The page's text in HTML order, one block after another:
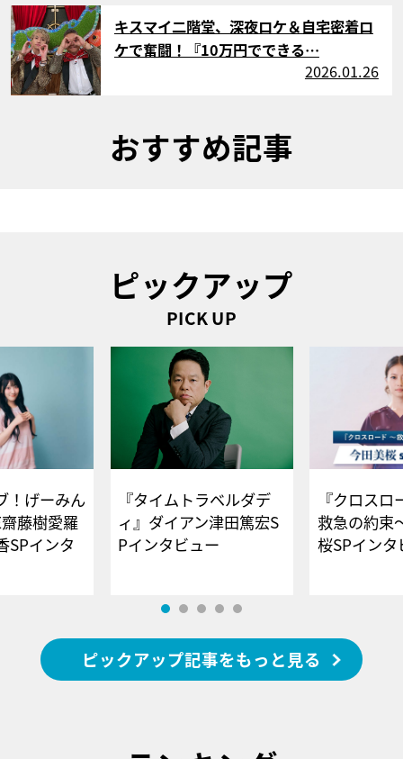
サムネイル
キスマイ二階堂、深夜ロケ＆自宅密着ロ
ケで奮闘！『10万円でできる…
2026.01.26
おすすめ記事
ピックアップ
PICK UP
！げーみん
藤樹愛羅
SPインタ
『タイムトラベルダデ
ィ』ダイアン津田篤宏S
Pインタビュー
『クロス
救急の約束
桜SPイ
ピックアップ記事をもっと見る